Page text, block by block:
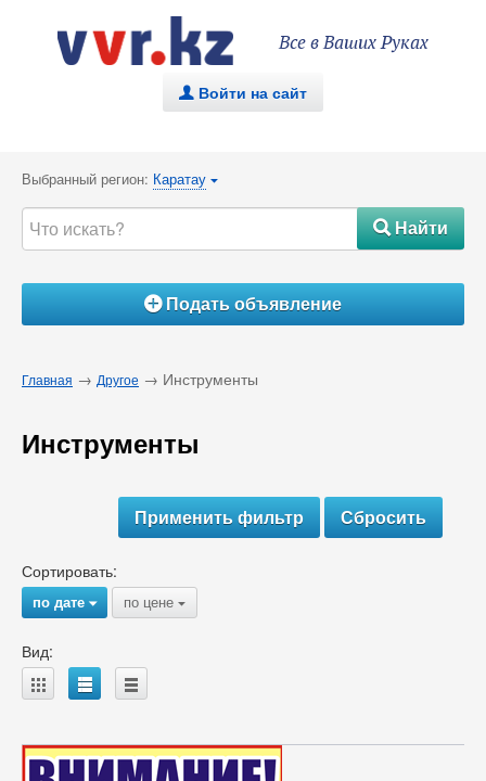
Все в Ваших Руках
. Войти на сайт
Выбранный регион: Каратау {
#Найти
ÁПодать объявление
Главная → Другое → Инструменты
Инструменты
Сортировать:
по дате{ по цене {
Вид:
A B C